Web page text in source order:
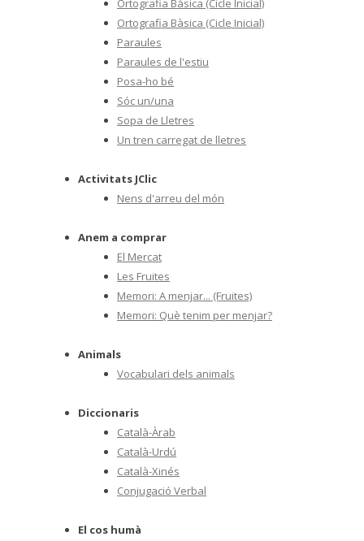
Ortografia Bàsica (Cicle Inicial)
Ortografia Bàsica (Cicle Inicial)
Paraules
Paraules de l'estiu
Posa-ho bé
Sóc un/una
Sopa de Lletres
Un tren carregat de lletres
Activitats JClic
Nens d'arreu del món
Anem a comprar
El Mercat
Les Fruites
Memori: A menjar... (Fruites)
Memori: Què tenim per menjar?
Animals
Vocabulari dels animals
Diccionaris
Català-Àrab
Català-Urdú
Català-Xinés
Conjugació Verbal
El cos humà